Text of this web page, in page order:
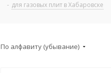
- для газовых плит в Хабаровске
По алфавиту (убывание)